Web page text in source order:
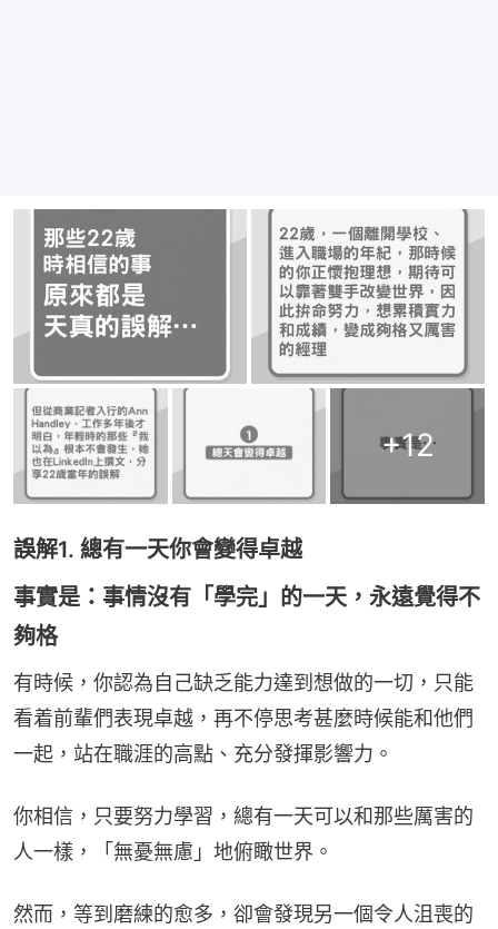
+12
誤解1. 總有一天你會變得卓越
事實是：事情沒有「學完」的一天，永遠覺得不
夠格
有時候，你認為自己缺乏能力達到想做的一切，只能
看着前輩們表現卓越，再不停思考甚麼時候能和他們
一起，站在職涯的高點、充分發揮影響力。
你相信，只要努力學習，總有一天可以和那些厲害的
人一樣，「無憂無慮」地俯瞰世界。
然而，等到磨練的愈多，卻會發現另一個令人沮喪的